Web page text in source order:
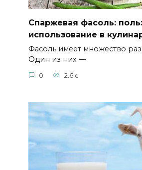
Спаржевая фасоль:
использование в
Фасоль имеет множество
Один из них —
0 2.6к.